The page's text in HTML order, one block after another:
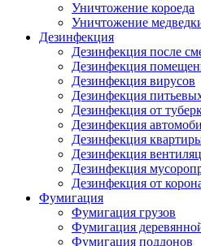
Уничтожение короеда
Уничтожение
Дезинфекция
Дезинфекция после
Дезинфекция
Дезинфекция вирусов
Дезинфекция
Дезинфекция от
Дезинфекция
Дезинфекция
Дезинфекция
Дезинфекция
Дезинфекция от
Фумигация
Фумигация грузов
Фумигация
Фумигация поддонов